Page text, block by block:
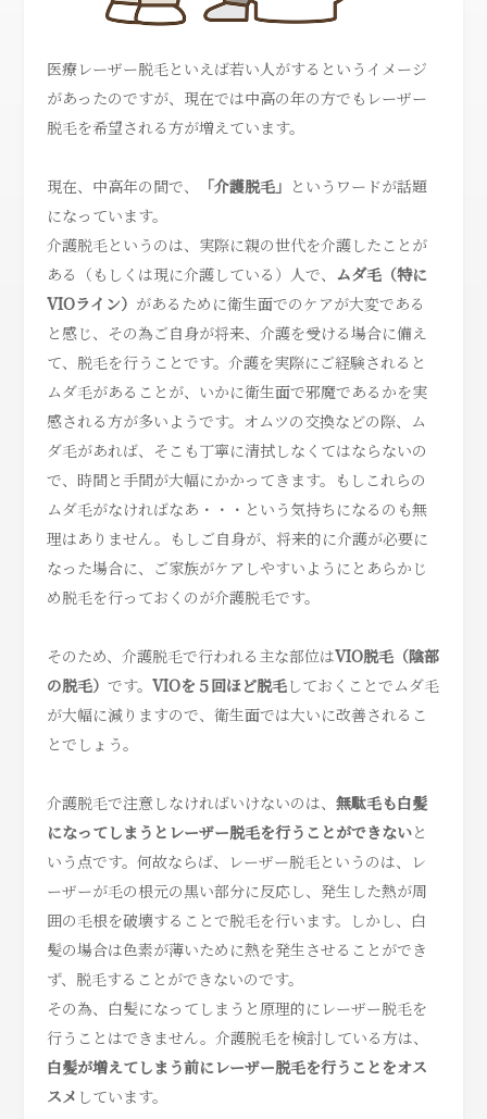
医療レーザー脱毛といえば若い人がするというイメージ
があったのですが、現在では中高の年の方でもレーザー
脱毛を希望される方が増えています。
現在、中高年の間で、 「介護脱毛」 というワードが話題
になっています。
介護脱毛というのは、実際に親の世代を介護したことが
ある（もしくは現に介護している）人で、 ムダ毛（特に
VIOライン） があるために衛生面でのケアが大変である
と感じ、その為ご自身が将来、介護を受ける場合に備え
て、脱毛を行うことです。介護を実際にご経験されると
ムダ毛があることが、いかに衛生面で邪魔であるかを実
感される方が多いようです。オムツの交換などの際、ム
ダ毛があれば、そこも丁寧に清拭しなくてはならないの
で、時間と手間が大幅にかかってきます。もしこれらの
ムダ毛がなければなあ・・・という気持ちになるのも無
理はありません。もしご自身が、将来的に介護が必要に
なった場合に、ご家族がケアしやすいようにとあらかじ
め脱毛を行っておくのが介護脱毛です。
そのため、介護脱毛で行われる主な部位はVIO脱毛（陰部
の脱毛）です。VIOを５回ほど脱毛しておくことでムダ毛
が大幅に減りますので、衛生面では大いに改善されるこ
とでしょう。
介護脱毛で注意しなければいけないのは、無駄毛も白髪
になってしまうとレーザー脱毛を行うことができないと
いう点です。何故ならば、レーザー脱毛というのは、レ
ーザーが毛の根元の黒い部分に反応し、発生した熱が周
囲の毛根を破壊することで脱毛を行います。しかし、白
髪の場合は色素が薄いために熱を発生させることができ
ず、脱毛することができないのです。
その為、白髪になってしまうと原理的にレーザー脱毛を
行うことはできません。介護脱毛を検討している方は、
白髪が増えてしまう前にレーザー脱毛を行うことをオス
スメ しています。